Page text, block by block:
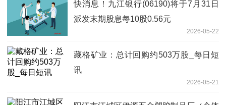
快消息！九江银行(06190)将于7月31日
派发末期股息每10股0.56元
2026-05-22
藏格矿业：总计回购约503万股_每日短
讯
2026-05-21